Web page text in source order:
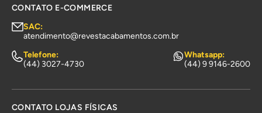
CONTATO E-COMMERCE
SAC:
atendimento@revestacabamentos.com.br
Telefone:
(44) 3027-4730
Whatsapp:
(44) 9 9146-2600
CONTATO LOJAS FÍSICAS